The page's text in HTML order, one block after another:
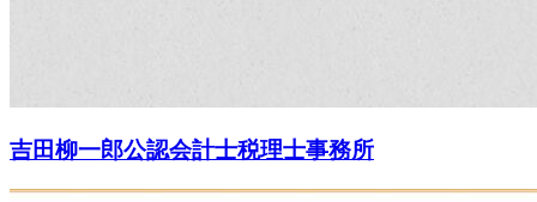
吉田柳一郎公認会計士税理士事務所